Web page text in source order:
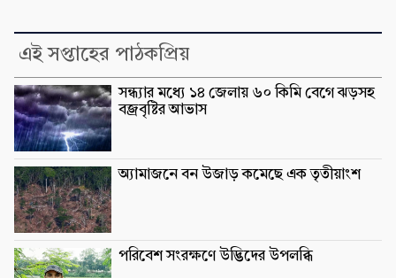
এই সপ্তাহের পাঠকপ্রিয়
সন্ধ্যার মধ্যে ১৪ জেলায় ৬০ কিমি বেগে ঝড়সহ
বজ্রবৃষ্টির আভাস
অ্যামাজনে বন উজাড় কমেছে এক তৃতীয়াংশ
পরিবেশ সংরক্ষণে উদ্ভিদের উপলব্ধি